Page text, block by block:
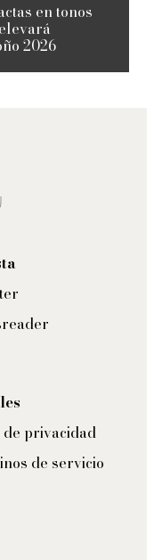
en tonos
2026
de privacidad
de servicio